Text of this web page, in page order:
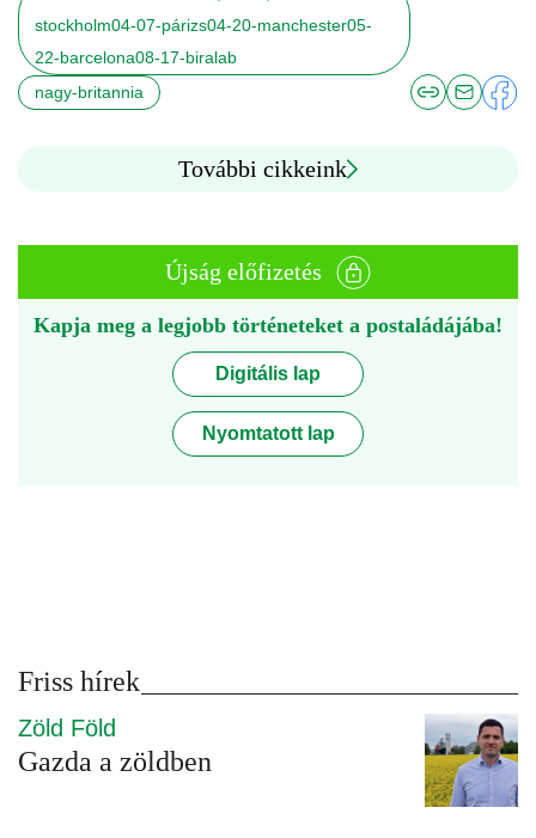
stockholm04-07-párizs04-20-manchester05-
22-barcelona08-17-biralab
nagy-britannia
További cikkeink
Újság előfizetés
Kapja meg a legjobb történeteket a postaládájába!
Digitális lap
Nyomtatott lap
Friss hírek
Zöld Föld
Gazda a zöldben